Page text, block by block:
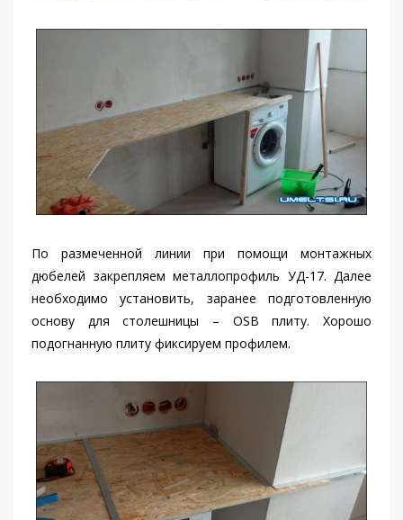
По размеченной линии при помощи монтажных
дюбелей закрепляем металлопрофиль УД-17. Далее
необходимо установить, заранее подготовленную
основу для столешницы – OSB плиту. Хорошо
подогнанную плиту фиксируем профилем.